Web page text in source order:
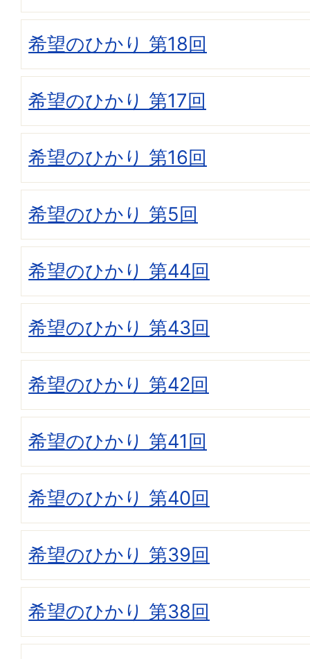
希望のひかり 第18回
希望のひかり 第17回
希望のひかり 第16回
希望のひかり 第5回
希望のひかり 第44回
希望のひかり 第43回
希望のひかり 第42回
希望のひかり 第41回
希望のひかり 第40回
希望のひかり 第39回
希望のひかり 第38回